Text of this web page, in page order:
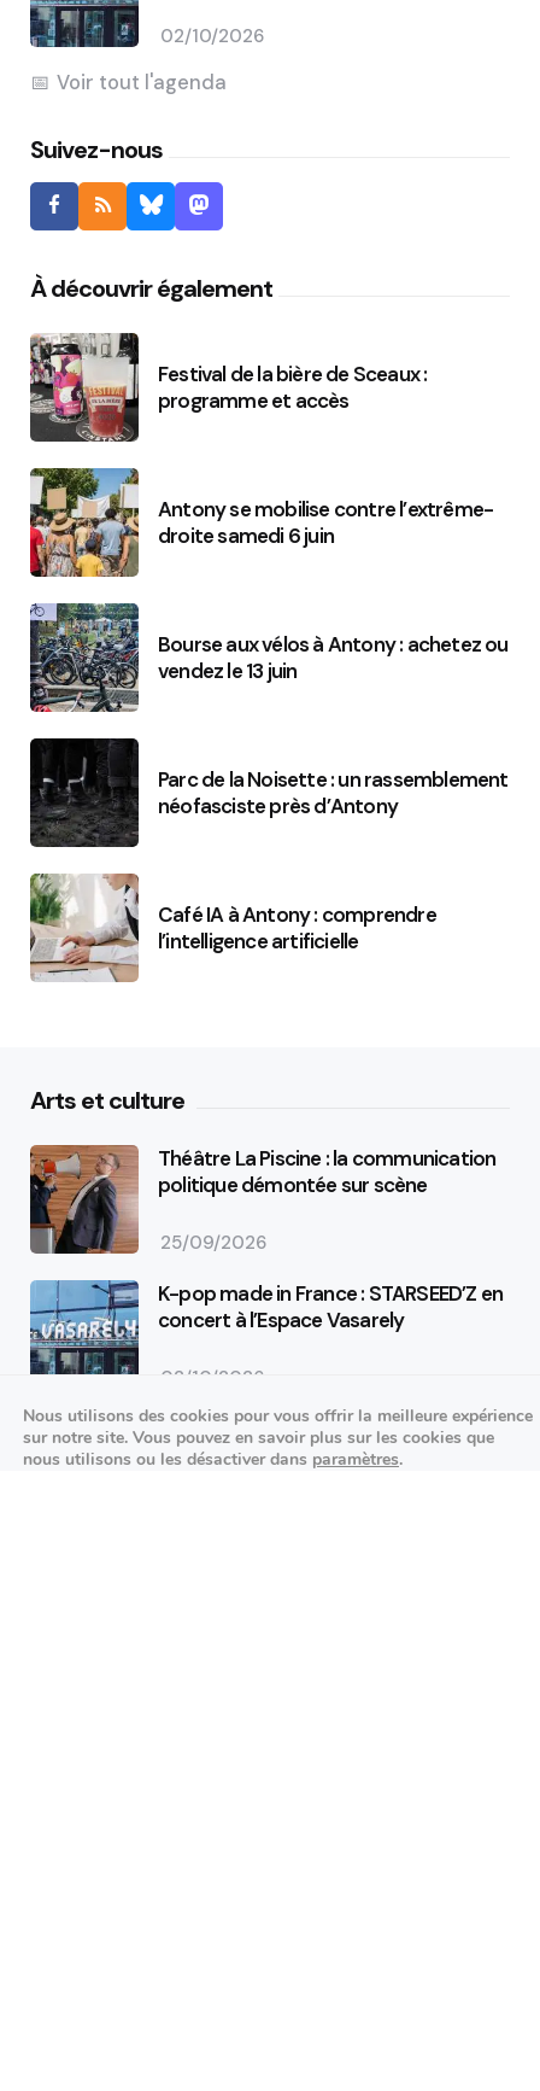
02/10/2026
Voir tout l'agenda
Suivez-nous
À découvrir également
Festival de la bière de Sceaux :
programme et accès
Antony se mobilise contre l’extrême-
droite samedi 6 juin
Bourse aux vélos à Antony : achetez ou
vendez le 13 juin
Parc de la Noisette : un rassemblement
néofasciste près d’Antony
Café IA à Antony : comprendre
l’intelligence artificielle
Arts et culture
Théâtre La Piscine : la communication
politique démontée sur scène
25/09/2026
K-pop made in France : STARSEED’Z en
concert à l’Espace Vasarely
02/10/2026
Événements sportifs
Aucun article trouvé.
Nous utilisons des cookies pour vous offrir la meilleure expérience
sur notre site. Vous pouvez en savoir plus sur les cookies que
nous utilisons ou les désactiver dans paramètres.